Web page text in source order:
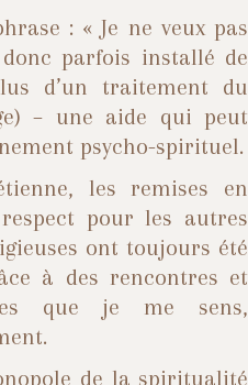
: « Je ne veux pas
parfois installé de
d’un traitement du
– une aide qui peut
psycho-spirituel.
les remises en
pour les autres
ont toujours été
à des rencontres et
que je me sens,
de la spiritualité